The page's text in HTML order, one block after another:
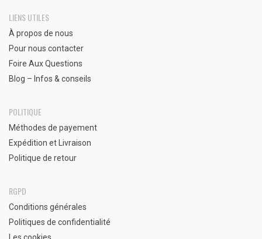
LIENS UTILES
À propos de nous
Pour nous contacter
Foire Aux Questions
Blog – Infos & conseils
POLITIQUE
Méthodes de payement
Expédition et Livraison
Politique de retour
RGPD
Conditions générales
Politiques de confidentialité